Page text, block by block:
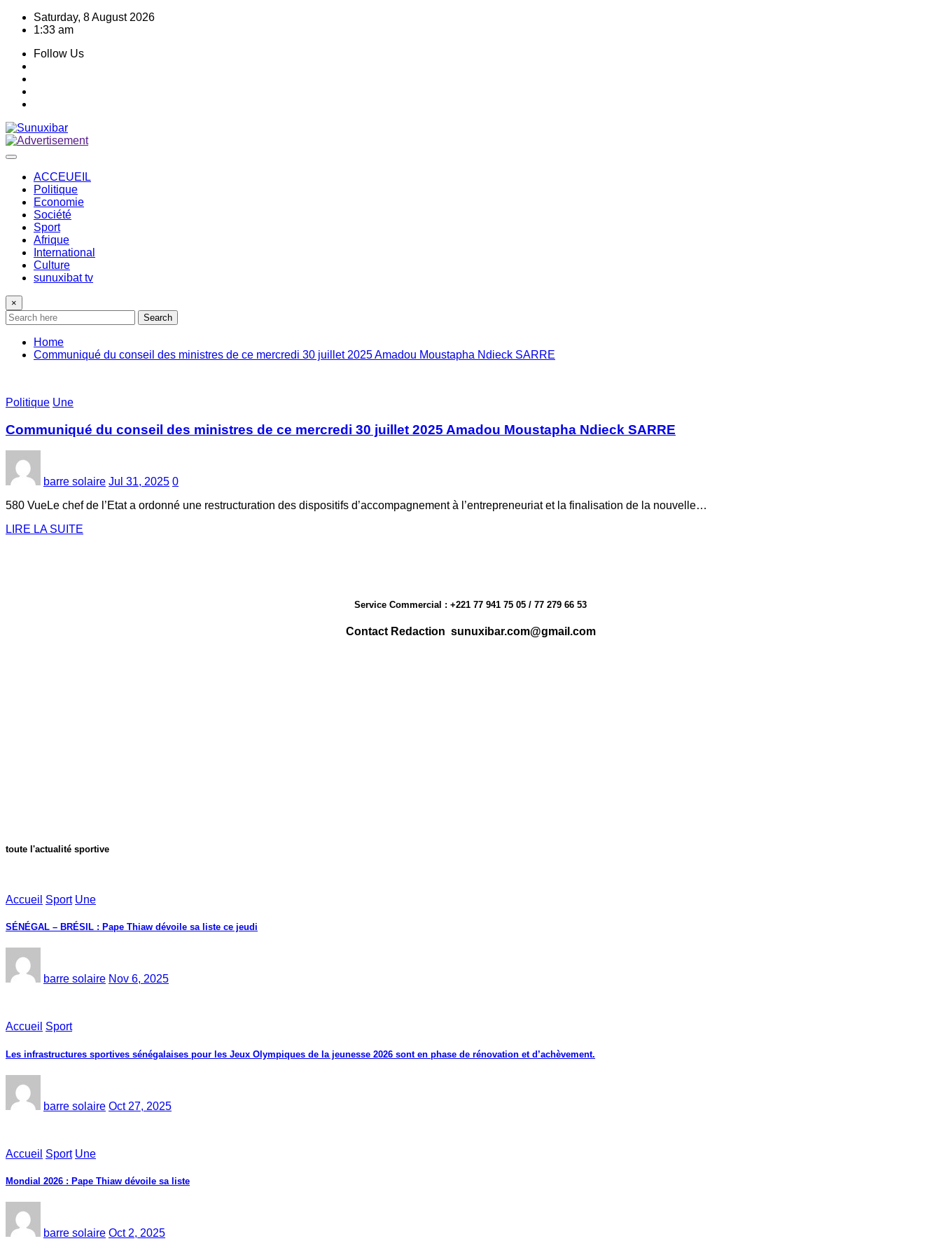
Skip
Saturday, 8 August 2026
1:33 am
Follow Us
ACCEUEIL
Politique
Economie
Société
Sport
Afrique
International
Culture
sunuxibat tv
×
Search
Home
Communiqué du conseil des ministres de ce mercredi 30 juillet 2025 Amadou Moustapha Ndieck SARRE
Politique Une
Communiqué du conseil des ministres de ce mercredi 30 juillet 2025 Amadou Moustapha Ndieck SARRE
barre solaire Jul 31, 2025 0
580 VueLe chef de l’Etat a ordonné une restructuration des dispositifs d’accompagnement à l’entrepreneuriat et la finalisation de la nouvelle…
LIRE LA SUITE
Service Commercial : +221 77 941 75 05 / 77 279 66 53
Contact Redaction sunuxibar.com@gmail.com
toute l'actualité sportive
Accueil Sport Une
SÉNÉGAL – BRÉSIL : Pape Thiaw dévoile sa liste ce jeudi
barre solaire Nov 6, 2025
Accueil Sport
Les infrastructures sportives sénégalaises pour les Jeux Olympiques de la jeunesse 2026 sont en phase de rénovation et d’achèvement.
barre solaire Oct 27, 2025
Accueil Sport Une
Mondial 2026 : Pape Thiaw dévoile sa liste
barre solaire Oct 2, 2025